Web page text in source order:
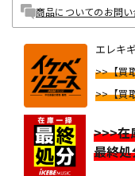
商品についてのお問
エレキ
>>【買
>>【買
>>>在
最終